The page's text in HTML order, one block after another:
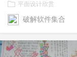
平面设计欣赏
破解软件集合